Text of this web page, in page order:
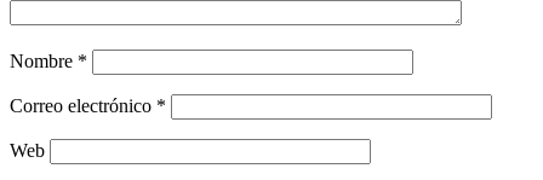
Nombre *
Correo electrónico *
Web